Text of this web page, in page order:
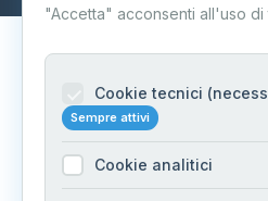
"Accetta" acconsenti all'uso di
Cookie tecnici
Sempre attivi
Cookie analitici